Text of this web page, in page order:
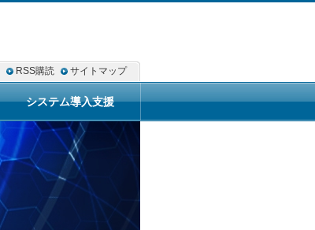
RSS購読 サイトマップ
システム導入支援